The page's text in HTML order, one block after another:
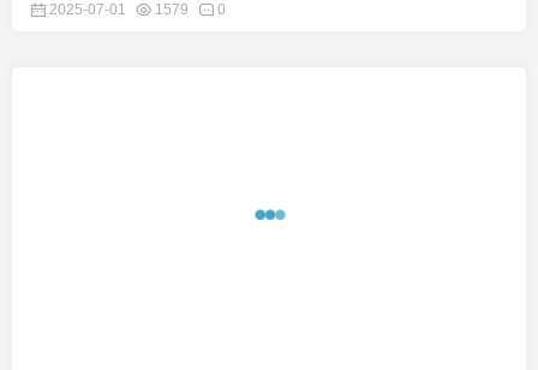
2025-07-01 1579 0